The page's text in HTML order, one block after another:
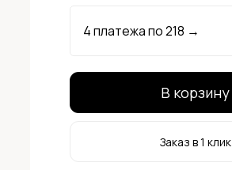
4 платежа по218 →
В корзину
Заказ в 1 клик